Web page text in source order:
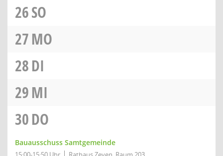
26SO
27MO
28DI
29MI
30DO
Bauausschuss Samtgemeinde